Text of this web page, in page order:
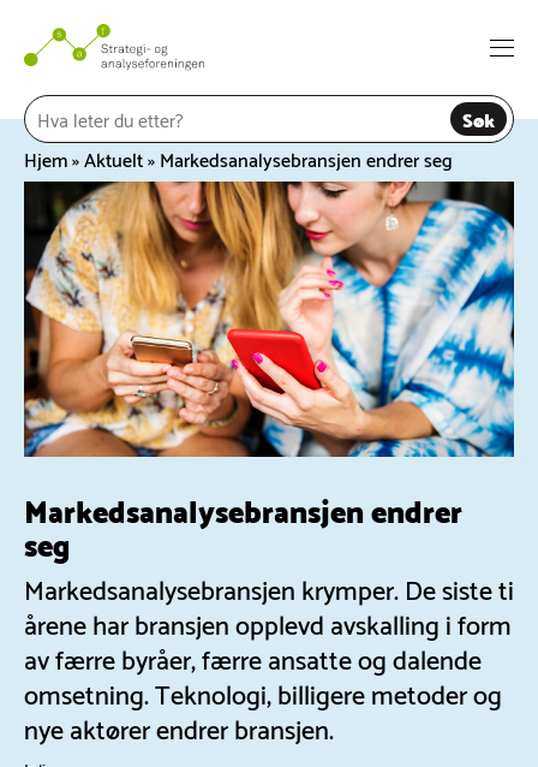
innhold
Søk
Hjem»Aktuelt»Markedsanalysebransjen endrer seg
Markedsanalysebransjen endrer
seg
Markedsanalysebransjen krymper. De siste ti
årene har bransjen opplevd avskalling i form
av færre byråer, færre ansatte og dalende
omsetning. Teknologi, billigere metoder og
nye aktører endrer bransjen.